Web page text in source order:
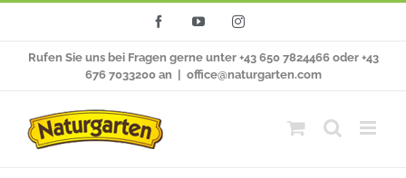
FacebookYouTubeInstagram
Rufen Sie uns bei Fragen gerne unter +43 650 7824466 oder +43
676 7033200 an
office@naturgarten.com